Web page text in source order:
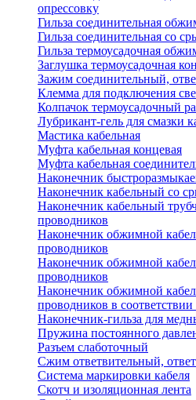
опрессовку
Гильза соединительная
Гильза соединительная со
Гильза термоусадочная
Заглушка термоусадочная
Зажим соединительный,
Клемма для подключения
Колпачок термоусадочный
Лубрикант-гель для смазки
Мастика кабельная
Муфта кабельная концевая
Муфта кабельная
Наконечник
Наконечник кабельный со
Наконечник кабельный
проводников
Наконечник обжимной
проводников
Наконечник обжимной
проводников
Наконечник обжимной
проводников в
Наконечник-гильза для
Пружина постоянного
Разъем слаботочный
Сжим ответвительный,
Система маркировки кабеля
Скотч и изоляционная лента